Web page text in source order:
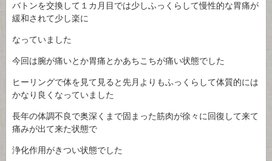
バトンを交換して１カ月目では少しふっくらして慢性的な胃痛が
緩和されて少し楽に
なっていました
今回は腕が痛いとか胃痛とかあちこちが痛い状態でした
ヒーリングで体を見て見ると先月よりもふっくらして体質的には
かなり良くなっていました
長年の体調不良で奥深くまで固まった筋肉が徐々に回復して来て
痛みが出て来た状態で
浄化作用がきつい状態でした